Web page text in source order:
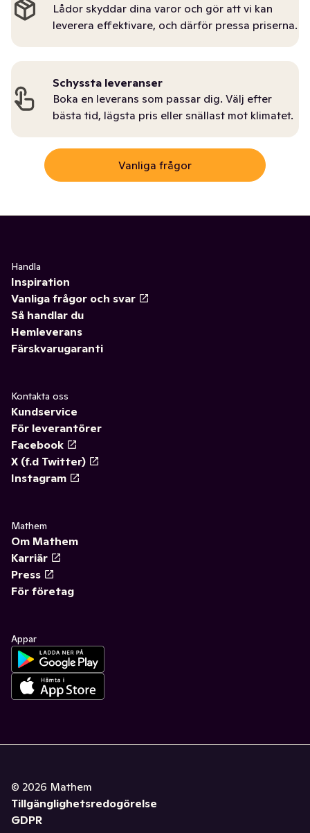
Lådor skyddar dina varor och gör att vi kan
leverera effektivare, och därför pressa priserna.
Schyssta leveranser
Boka en leverans som passar dig. Välj efter
bästa tid, lägsta pris eller snällast mot klimatet.
Vanliga frågor
Handla
Inspiration
Vanliga frågor och svar
Så handlar du
Hemleverans
Färskvarugaranti
Kontakta oss
Kundservice
För leverantörer
Facebook
X (f.d Twitter)
Instagram
Mathem
Om Mathem
Karriär
Press
För företag
Appar
© 2026 Mathem
Tillgänglighetsredogörelse
GDPR